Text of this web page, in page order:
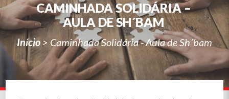
CAMINHADA SOLIDÁRIA –
AULA DE SH´BAM
Início > Caminhada Solidária - Aula de Sh´bam